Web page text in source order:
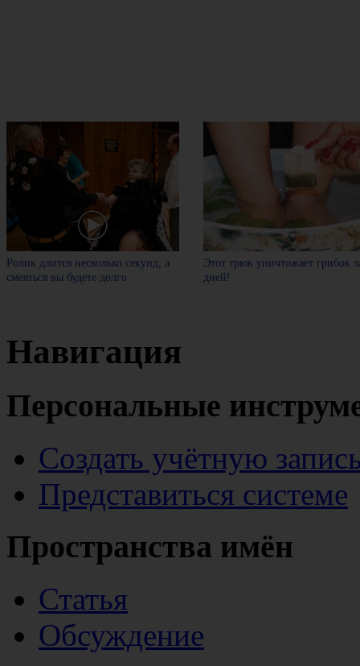
Ролик длится несколько секунд, а
смеяться вы будете долго
Этот трюк уничтожает грибок
дней!
Навигация
Персональные
Создать учётную
Представиться системе
Пространства имён
Статья
Обсуждение